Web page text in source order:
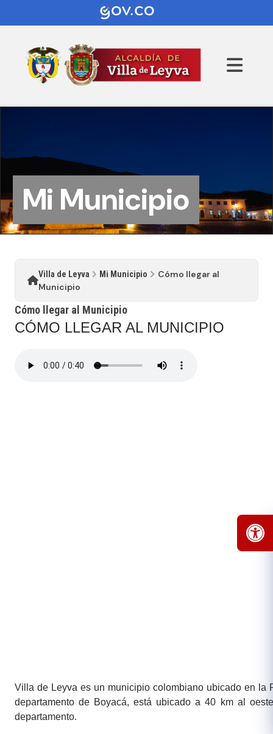
Mi Municipio
Villa de Leyva Mi Municipio
Cómo llegar al
Municipio
Cómo llegar al Municipio
CÓMO LLEGAR AL MUNICIPIO
Villa de Leyva es un municipio colombiano ubicado en la
departamento de Boyacá, está ubicado a 40 km al
departamento.